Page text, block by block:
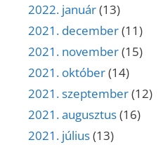
2022. január(13)
2021. december(11)
2021. november(15)
2021. október(14)
2021. szeptember(12)
2021. augusztus(16)
2021. július(13)